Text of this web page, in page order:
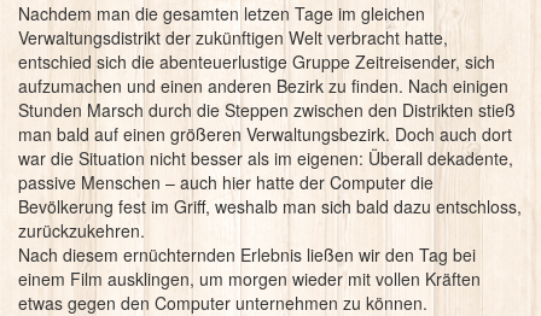
Nachdem man die gesamten letzen Tage im gleichen
Verwaltungsdistrikt der zukünftigen Welt verbracht hatte,
entschied sich die abenteuerlustige Gruppe Zeitreisender, sich
aufzumachen und einen anderen Bezirk zu finden. Nach einigen
Stunden Marsch durch die Steppen zwischen den Distrikten stieß
man bald auf einen größeren Verwaltungsbezirk. Doch auch dort
war die Situation nicht besser als im eigenen: Überall dekadente,
passive Menschen – auch hier hatte der Computer die
Bevölkerung fest im Griff, weshalb man sich bald dazu entschloss,
zurückzukehren.
Nach diesem ernüchternden Erlebnis ließen wir den Tag bei
einem Film ausklingen, um morgen wieder mit vollen Kräften
etwas gegen den Computer unternehmen zu können.